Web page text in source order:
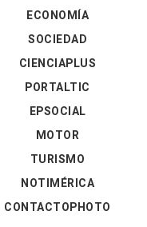
ECONOMÍA
SOCIEDAD
CIENCIAPLUS
PORTALTIC
EPSOCIAL
MOTOR
TURISMO
NOTIMÉRICA
CONTACTOPHOTO